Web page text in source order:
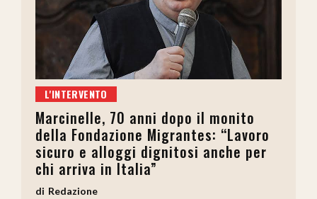
L'INTERVENTO
Marcinelle, 70 anni dopo il monito
della Fondazione Migrantes: “Lavoro
sicuro e alloggi dignitosi anche per
chi arriva in Italia”
Redazione